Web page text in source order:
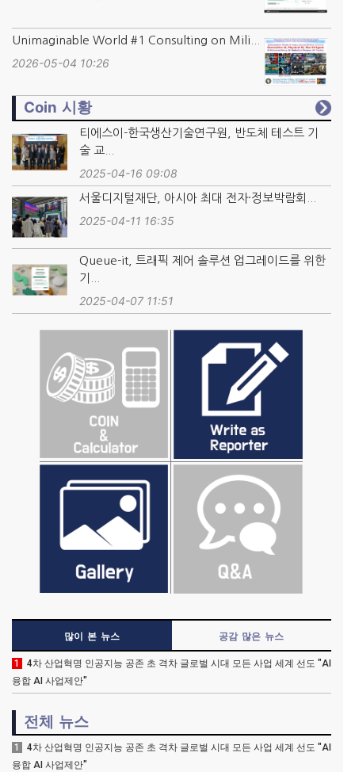
Unimaginable World #1 Consulting on Mili...
2026-05-04 10:26
Coin 시황
티에스이-한국생산기술연구원, 반도체 테스트 기
술 교...
2025-04-16 09:08
서울디지털재단, 아시아 최대 전자·정보박람회...
2025-04-11 16:35
Queue-it, 트래픽 제어 솔루션 업그레이드를 위한
기...
2025-04-07 11:51
많이 본 뉴스 공감 많은 뉴스
1
4차 산업혁명 인공지능 공존 초 격차 글로벌 시대 모든 사업 세계 선도 "AI
융합 AI 사업제안"
전체 뉴스
1
4차 산업혁명 인공지능 공존 초 격차 글로벌 시대 모든 사업 세계 선도 "AI
융합 AI 사업제안"